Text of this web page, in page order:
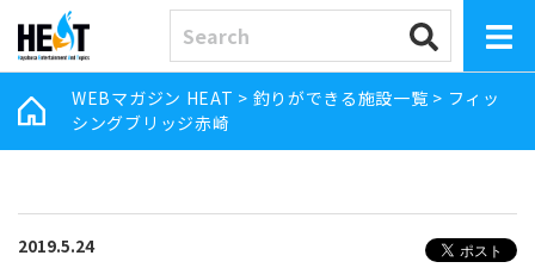
WEBマガジン HEAT > 釣りができる施設一覧 > フィッ
シングブリッジ赤崎
2019.5.24